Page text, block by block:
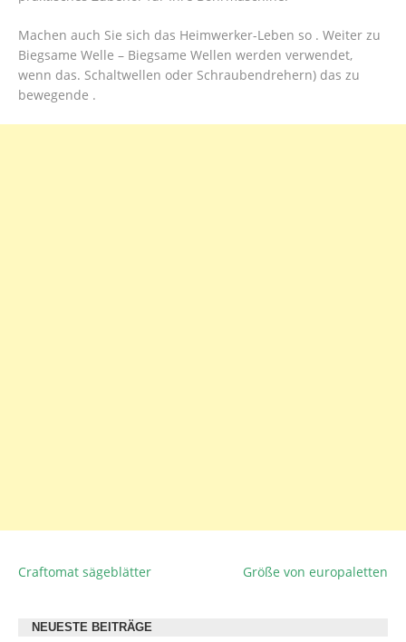
Machen auch Sie sich das Heimwerker-Leben so . Weiter zu
Biegsame Welle – Biegsame Wellen werden verwendet,
wenn das. Schaltwellen oder Schraubendrehern) das zu
bewegende .
BEITRAGSNAVIGATION
Craftomat sägeblätter Größe von europaletten
NEUESTE BEITRÄGE